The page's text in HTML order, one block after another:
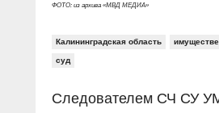
ФОТО: из архива «МВД МЕДИА»
Калининградская область
суд
Следователем СЧ СУ